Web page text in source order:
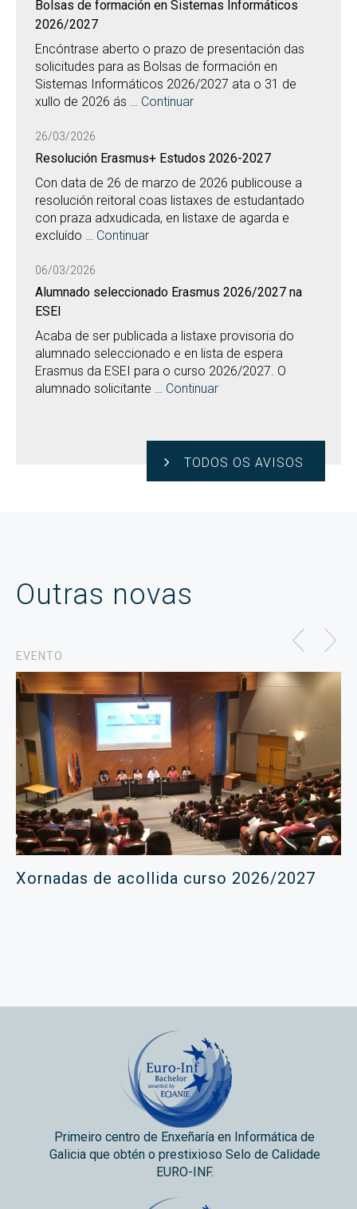
Bolsas de formación en Sistemas Informáticos
2026/2027
Encóntrase aberto o prazo de presentación das
solicitudes para as Bolsas de formación en
Sistemas Informáticos 2026/2027 ata o 31 de
xullo de 2026 ás … Continuar
26/03/2026
Resolución Erasmus+ Estudos 2026-2027
Con data de 26 de marzo de 2026 publicouse a
resolución reitoral coas listaxes de estudantado
con praza adxudicada, en listaxe de agarda e
excluído … Continuar
06/03/2026
Alumnado seleccionado Erasmus 2026/2027 na
ESEI
Acaba de ser publicada a listaxe provisoria do
alumnado seleccionado e en lista de espera
Erasmus da ESEI para o curso 2026/2027. O
alumnado solicitante … Continuar
TODOS OS AVISOS
Outras novas
EVENTO
Xornadas de acollida curso 2026/2027
Primeiro centro de Enxeñaría en Informática de
Galicia que obtén o prestixioso Selo de Calidade
EURO-INF.